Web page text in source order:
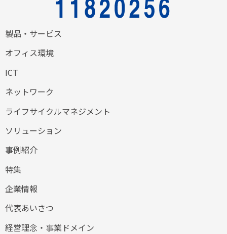
製品・サービス
オフィス環境
ICT
ネットワーク
ライフサイクルマネジメント
ソリューション
事例紹介
特集
企業情報
代表あいさつ
経営理念・事業ドメイン